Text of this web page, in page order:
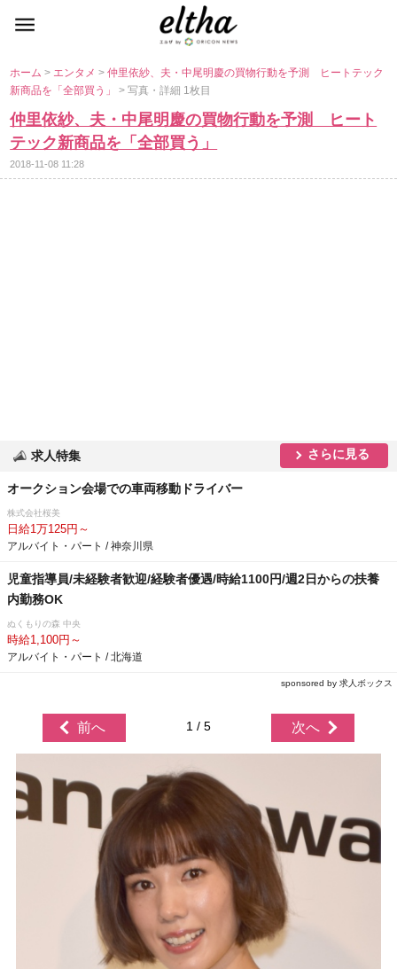
ホーム> エンタメ>仲里依紗、夫・中尾明慶の買物行動を予測 ヒートテック
新商品を「全部買う」> 写真・詳細 1枚目
仲里依紗、夫・中尾明慶の買物行動を予測 ヒート
テック新商品を「全部買う」
2018-11-08 11:28
求人特集 さらに見る
オークション会場での車両移動ドライバー
株式会社桜美
日給1万125円～
アルバイト・パート / 神奈川県
児童指導員/未経験者歓迎/経験者優遇/時給1100円/週2日からの扶養
内勤務OK
ぬくもりの森 中央
時給1,100円～
アルバイト・パート / 北海道
sponsored by 求人ボックス
前へ 1 / 5 次へ